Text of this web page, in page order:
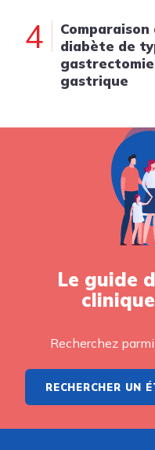
4
diabète de
gastrique
Le guide
Recherchez
RECHERCHER UN